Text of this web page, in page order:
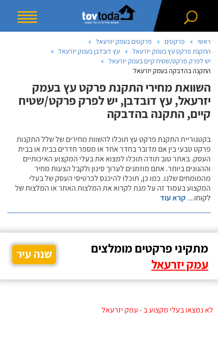
ראשי פרקטים
פרקטים בעמק יזרעאל
התקנת פרקט עץ בעמק יזרעאל
עץ דובדבן בעמק יזרעאל
יש לפרק פרקט/שטיח קיים בעמק יזרעאל
התקנה בהדבקה בעמק יזרעאל
השוואת מחירי התקנת פרקט עץ בעמק
יזרעאל, עץ דובדבן, יש לפרק פרקט/שטיח
קיים, התקנה בהדבקה
בקטגוריית התקנת פרקט עץ תוכלו להשוות מחירים של שלל התקנות
פרקט טבעי בין אם מדובר בחדר אחד או מספר חדרים בבית או בבית
העסק. באתר טוב תודה תוכלו למצוא את בעלי המקצוע האיכותיים
וההגונים ביותר. אתם מוזמנים לערוך סינון ולקבל הצעות מחיר
מהמומחים שלנו. כמו כן, תוכלו להיכנס לכרטיסי העסק של בעלי
המקצוע בעמוד זה על מנת לקרוא את המלצות האתר או המלצות של
לקוחו... קרא עוד
מתקיני פרקטים מומלצים
עמק יזרעאל
שנה עיר
לא נמצאו בעלי מקצוע ב - עמק יזרעאל